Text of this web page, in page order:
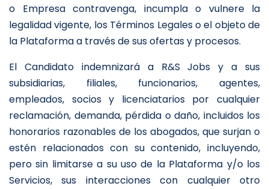
o Empresa contravenga, incumpla o vulnere la
legalidad vigente, los Términos Legales o el objeto de
la Plataforma a través de sus ofertas y procesos.
El Candidato indemnizará a R&S Jobs y a sus
subsidiarias, filiales, funcionarios, agentes,
empleados, socios y licenciatarios por cualquier
reclamación, demanda, pérdida o daño, incluidos los
honorarios razonables de los abogados, que surjan o
estén relacionados con su contenido, incluyendo,
pero sin limitarse a su uso de la Plataforma y/o los
Servicios, sus interacciones con cualquier otro